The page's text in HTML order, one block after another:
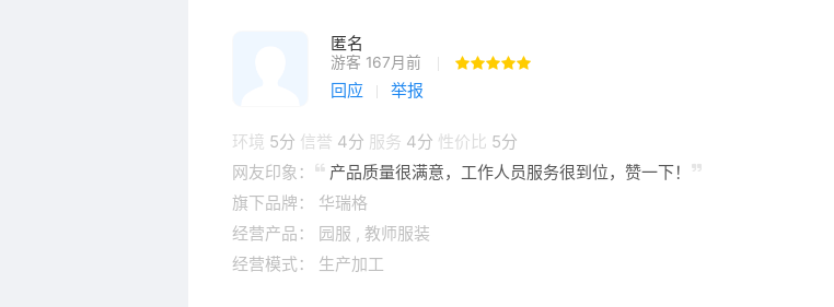
匿名
游客 167月前
回应 举报
环境 5分 信誉 4分 服务 4分 性价比 5分
网友印象：
产品质量很满意，工作人员服务很到位，赞一下！
旗下品牌：
华瑞格
经营产品：
园服 , 教师服装
经营模式：
生产加工